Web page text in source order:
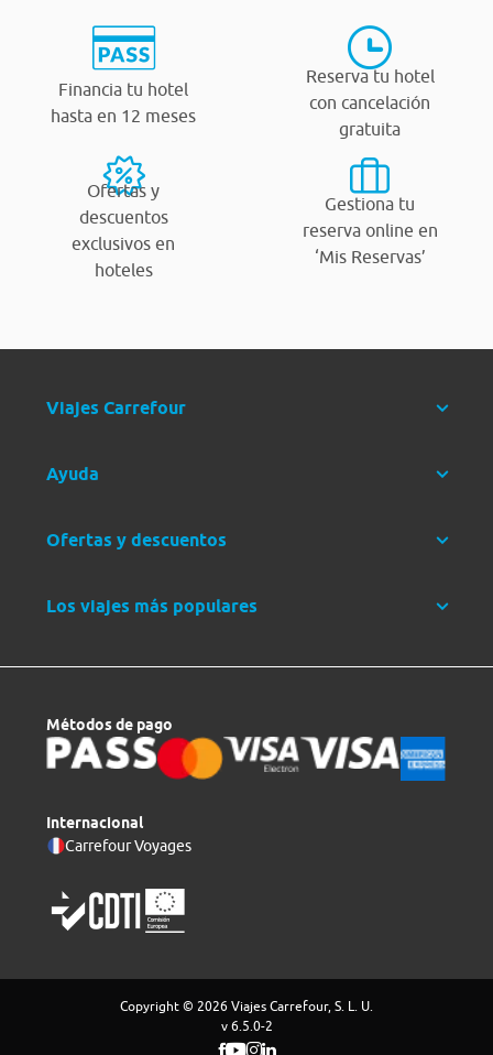
Financia tu hotel
hasta en 12 meses
Reserva tu hotel
con cancelación
gratuita
Ofertas y
descuentos
exclusivos en
hoteles
Gestiona tu
reserva online en
‘Mis Reservas’
Viajes Carrefour
Ayuda
Ofertas y descuentos
Los viajes más populares
Métodos de pago
Internacional
Carrefour Voyages
Copyright © 2026 Viajes Carrefour, S. L. U.
v 6.5.0-2